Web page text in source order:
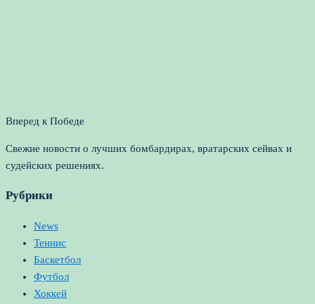
Вперед к Победе
Свежие новости о лучших бомбардирах, вратарских сейвах и
судейских решениях.
Рубрики
News
Теннис
Баскетбол
Футбол
Хоккей